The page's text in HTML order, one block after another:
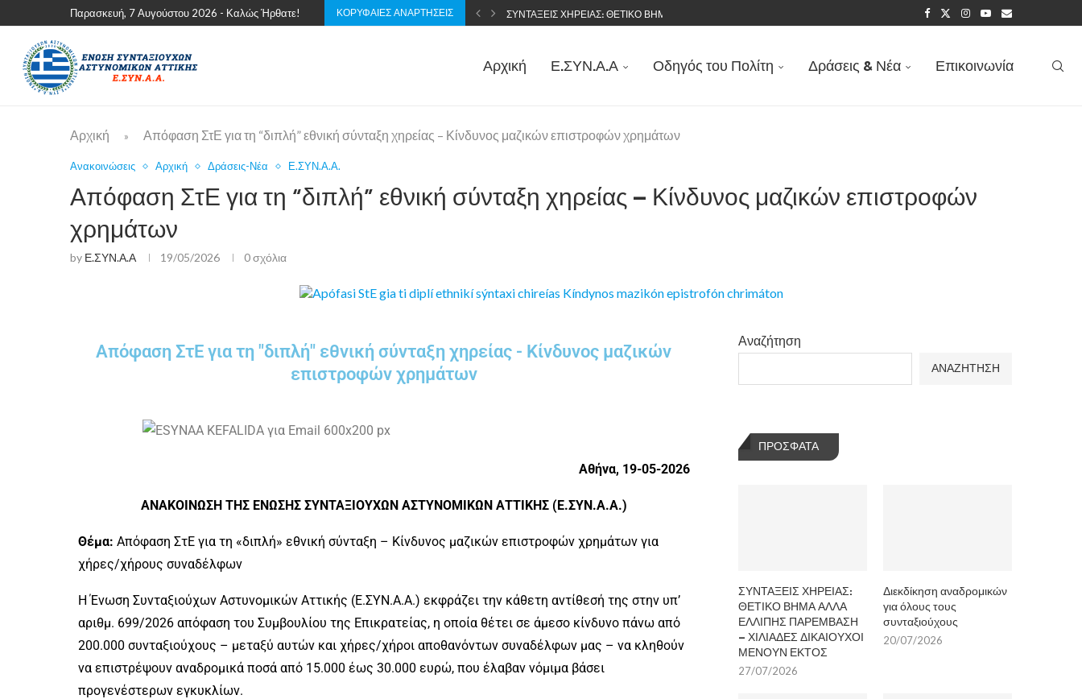
Παρασκευή, 7 Αυγούστου 2026 - Καλώς Ήρθατε! ΚΟΡΥΦΑΊΕΣ ΑΝΑΡΤΉΣΕΙΣ ΣΥΝΤΑΞΕΙΣ ΧΗΡΕΙΑΣ: ΘΕΤΙΚΟ ΒΗΜΑ ΑΛΛΑ ΕΛΛΙΠΗΣ ΠΑΡΕΜΒΑΣΗ –...
Αρχική Ε.ΣΥΝ.Α.Α Οδηγός του Πολίτη Δράσεις & Νέα Επικοινωνία
Αρχική » Απόφαση ΣτΕ για τη “διπλή” εθνική σύνταξη χηρείας – Κίνδυνος μαζικών επιστροφών χρημάτων
Ανακοινώσεις Αρχική Δράσεις-Νέα Ε.ΣΥΝ.Α.Α.
Απόφαση ΣτΕ για τη “διπλή” εθνική σύνταξη χηρείας – Κίνδυνος μαζικών επιστροφών
χρημάτων
by Ε.ΣΥΝ.Α.Α 19/05/2026 0 σχόλια
Απόφαση ΣτΕ για τη "διπλή" εθνική σύνταξη χηρείας - Κίνδυνος μαζικών
επιστροφών χρημάτων
Αθήνα, 19-05-2026
ΑΝΑΚΟΙΝΩΣΗ ΤΗΣ ΕΝΩΣΗΣ ΣΥΝΤΑΞΙΟΥΧΩΝ ΑΣΤΥΝΟΜΙΚΩΝ ΑΤΤΙΚΗΣ (Ε.ΣΥΝ.Α.Α.)
Θέμα: Απόφαση ΣτΕ για τη «διπλή» εθνική σύνταξη – Κίνδυνος μαζικών επιστροφών χρημάτων για
χήρες/χήρους συναδέλφων
Η Ένωση Συνταξιούχων Αστυνομικών Αττικής (Ε.ΣΥΝ.Α.Α.) εκφράζει την κάθετη αντίθεσή της στην υπ’
αριθμ. 699/2026 απόφαση του Συμβουλίου της Επικρατείας, η οποία θέτει σε άμεσο κίνδυνο πάνω από
200.000 συνταξιούχους – μεταξύ αυτών και χήρες/χήροι αποθανόντων συναδέλφων μας – να κληθούν
να επιστρέψουν αναδρομικά ποσά από 15.000 έως 30.000 ευρώ, που έλαβαν νόμιμα βάσει
προγενέστερων εγκυκλίων.
Αναζήτηση
ΑΝΑΖΗΤΗΣΗ
ΠΡΌΣΦΑΤΑ
ΣΥΝΤΑΞΕΙΣ ΧΗΡΕΙΑΣ:
ΘΕΤΙΚΟ ΒΗΜΑ ΑΛΛΑ
ΕΛΛΙΠΗΣ ΠΑΡΕΜΒΑΣΗ
– ΧΙΛΙΑΔΕΣ ΔΙΚΑΙΟΥΧΟΙ
ΜΕΝΟΥΝ ΕΚΤΟΣ
27/07/2026
Διεκδίκηση αναδρομικών
για όλους τους
συνταξιούχους
20/07/2026